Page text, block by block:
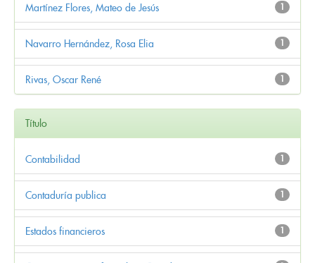
1
Martínez Flores, Mateo de Jesús
1
Navarro Hernández, Rosa Elia
1
Rivas, Oscar René
Título
1
Contabilidad
1
Contaduría publica
1
Estados financieros